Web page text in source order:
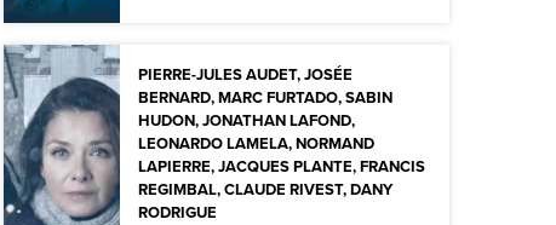
PIERRE-JULES AUDET, JOSÉE
BERNARD, MARC FURTADO, SABIN
HUDON, JONATHAN LAFOND,
LEONARDO LAMELA, NORMAND
LAPIERRE, JACQUES PLANTE, FRANCIS
REGIMBAL, CLAUDE RIVEST, DANY
RODRIGUE